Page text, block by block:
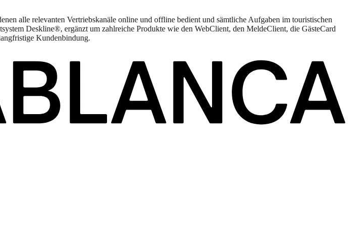
alle relevanten Vertriebskanäle online und offline bedient und sämtliche Aufgaben im touristischen
Deskline®, ergänzt um zahlreiche Produkte wie den WebClient, den MeldeClient, die GästeCard
Kundenbindung.